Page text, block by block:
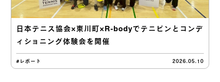
日本テニス協会×東川町×R-bodyでテニピンとコンデ
ィショニング体験会を開催
#レポート 2026.05.10